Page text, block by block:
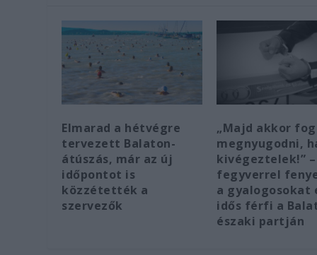
Elmarad a hétvégre
tervezett Balaton-
átúszás, már az új
időpontot is
közzétették a
szervezők
„Majd akkor
megnyugodni,
kivégeztelek!” –
fegyverrel
a gyalogosokat
idős férfi a
északi partján